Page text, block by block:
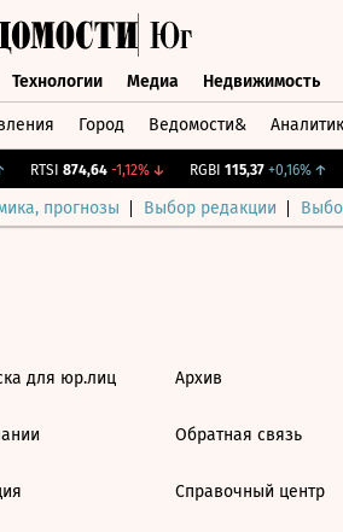
Технологии Медиа Недвижимость
Город Ведомости&
RTSI 874,64 -1,12%↓ RGBI 115,37 +0,16%↑
прогнозы Выбор редакции
для юр.лиц Архив
Обратная связь
Справочный центр